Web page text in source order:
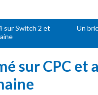
sur Switch 2 et
Un
sur CPC et